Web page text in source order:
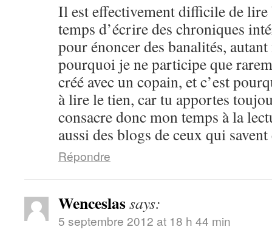
Il est effectivement difficile de lire
temps d’écrire des chroniques
pour énoncer des banalités,
pourquoi je ne participe que
créé avec un copain, et c’est
à lire le tien, car tu apportes
consacre donc mon temps à la
aussi des blogs de ceux qui
Répondre
Wenceslassays:
5 septembre 2012 at 18 h 44 min